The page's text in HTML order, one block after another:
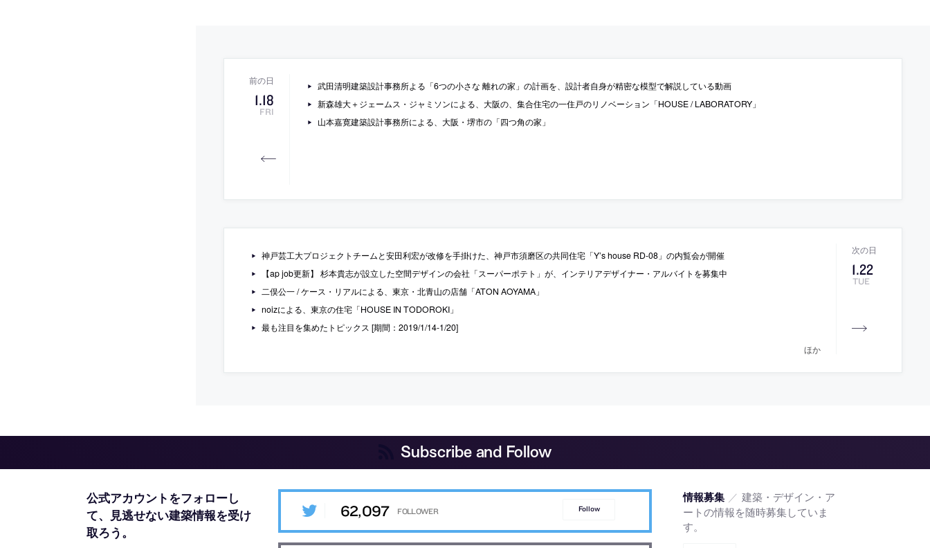
1.18
FRI
武田清明建築設計事務所よる「6つの小さな 離れの家」の計画を、設計者自身が精密な模型で解説している動画
新森雄大＋ジェームス・ジャミソンによる、大阪の、集合住宅の一住戸のリノベーション「HOUSE / LABORATORY」
山本嘉寛建築設計事務所による、大阪・堺市の「四つ角の家」
1.22
TUE
神戸芸工大プロジェクトチームと安田利宏が改修を手掛けた、神戸市須磨区の共同住宅「Y’s house RD-08」の内覧会が開催
【ap job更新】 杉本貴志が設立した空間デザインの会社「スーパーポテト」が、インテリアデザイナー・アルバイトを募集中
二俣公一 / ケース・リアルによる、東京・北青山の店舗「ATON AOYAMA」
noizによる、東京の住宅「HOUSE IN TODOROKI」
最も注目を集めたトピックス [期間：2019/1/14-1/20]
ほか
Subscribe and Follow
公式アカウントをフォローし
て、
見逃せない建築情報を受け
取ろう。
62,097 Follow
情報募集 ／ 建築・デザイン・ア
ートの情報を随時募集していま
す。